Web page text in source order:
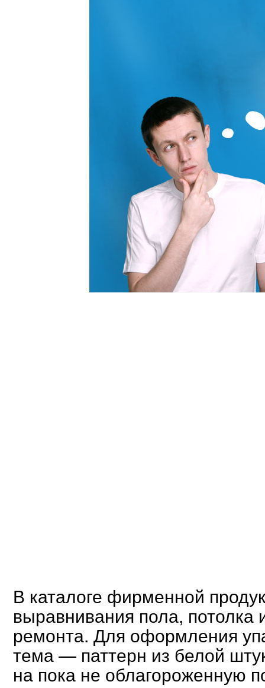
В каталоге фирменной
выравнивания пола, потолка
ремонта. Для оформления
тема — паттерн из белой
на пока не облагороженную